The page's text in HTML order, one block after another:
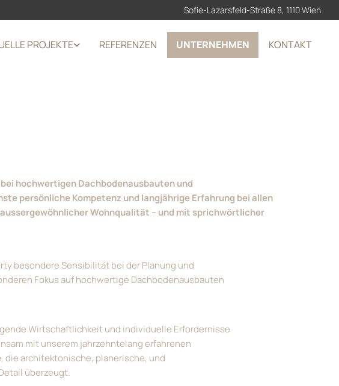
Sofie-Lazarsfeld-Straße 8, 1110 Wien
PROJEKTE REFERENZEN UNTERNEHMEN KONTAKT
hochwertigen Dachbodenausbauten und
persönliche Kompetenz und langjährige Erfahrung bei allen
Wohnqualität – und mit sprichwörtlicher
besondere Sensibilität bei der Planung und
Fokus auf hochwertige Dachbodenausbauten
Wirtschaftlichkeit und individuelle Erfordernisse
mit unserem jahrzehntelang erfahrenen
die architektonische, planerische, und
überzeugt.